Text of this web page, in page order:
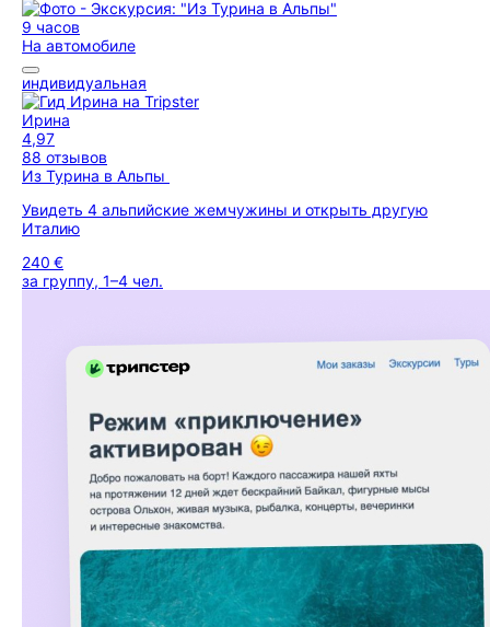
9 часов
На автомобиле
индивидуальная
Ирина
4,97
88 отзывов
Из Турина в Альпы
Увидеть 4 альпийские жемчужины и открыть другую
Италию
240 €
за группу, 1–4 чел.